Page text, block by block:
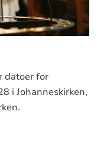
datoer for
i Johanneskirken,